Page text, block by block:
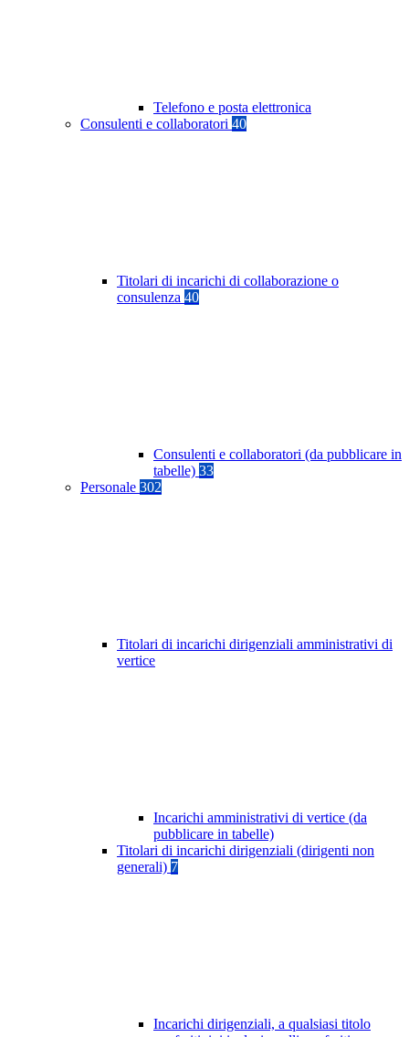
Telefono e posta elettronica
Consulenti e collaboratori 40
Titolari di incarichi di collaborazione o
consulenza 40
Consulenti e collaboratori (da pubblicare in
tabelle) 33
Personale 302
Titolari di incarichi dirigenziali amministrativi di
vertice
Incarichi amministrativi di vertice (da
pubblicare in tabelle)
Titolari di incarichi dirigenziali (dirigenti non
generali) 7
Incarichi dirigenziali, a qualsiasi titolo